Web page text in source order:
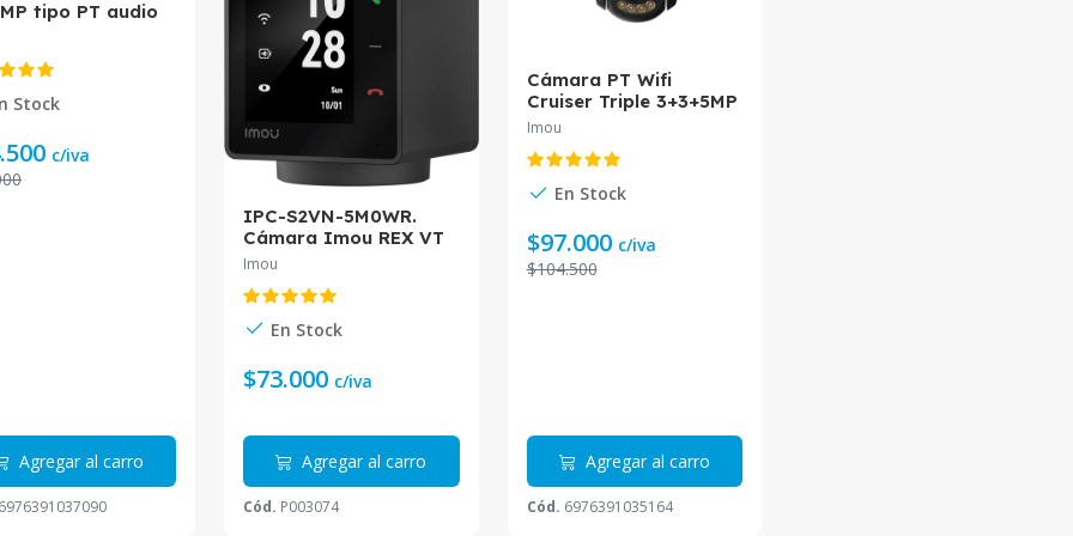
tipo PT audio
Smart
Stock
c/iva
Agregar al carro
6976391037090
IPC-S2VN-5M0WR.
Cámara Imou REX VT
de 5MP tipo PT audio
Tracking visión
nocturna de hasta 20m
Imou
En Stock
$73.000 c/iva
Agregar al carro
Cód. P003074
Cámara PT Wifi
Cruiser Triple 3+3+5MP
tres lentes 3.6mm
11M0WED Imou
Imou
En Stock
$97.000 c/iva
$104.500
Agregar al carro
Cód. 6976391035164